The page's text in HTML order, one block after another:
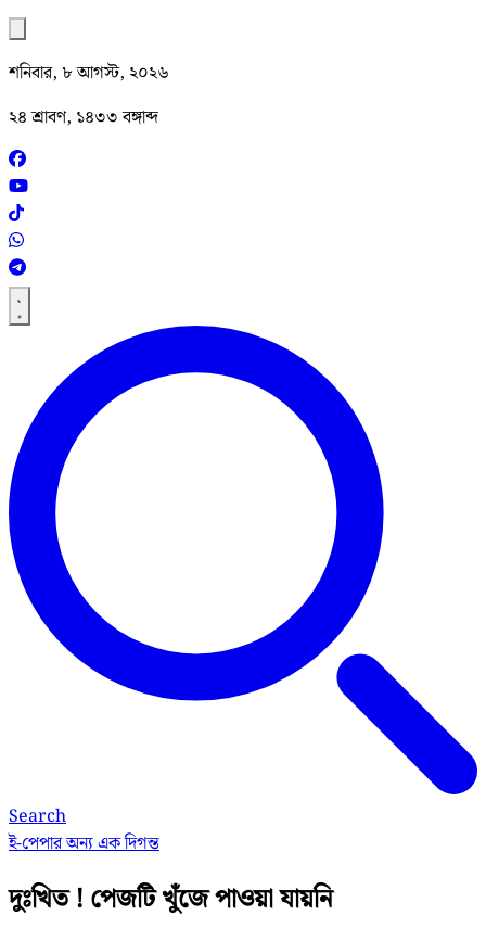
শনিবার, ৮ আগস্ট, ২০২৬
২৪ শ্রাবণ, ১৪৩৩ বঙ্গাব্দ
Search
ই-পেপারঅন্য এক দিগন্ত
দুঃখিত ! পেজটি খুঁজে পাওয়া যায়নি